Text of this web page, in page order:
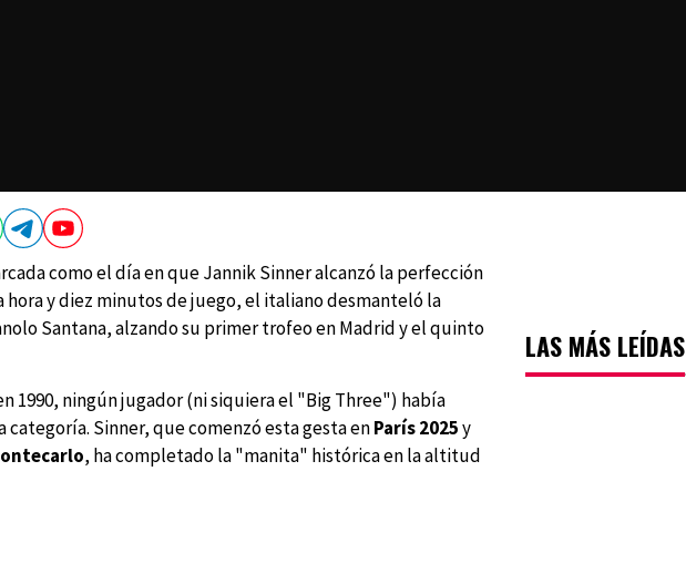
como el día en que Jannik Sinner alcanzó la perfección
y diez minutos de juego, el italiano desmanteló la
Santana, alzando su primer trofeo en Madrid y el quinto
1990, ningún jugador (ni siquiera el "Big Three") había
Sinner, que comenzó esta gesta enParís 2025y
, ha completado la "manita" histórica en la altitud
LAS MÁS LEÍDAS